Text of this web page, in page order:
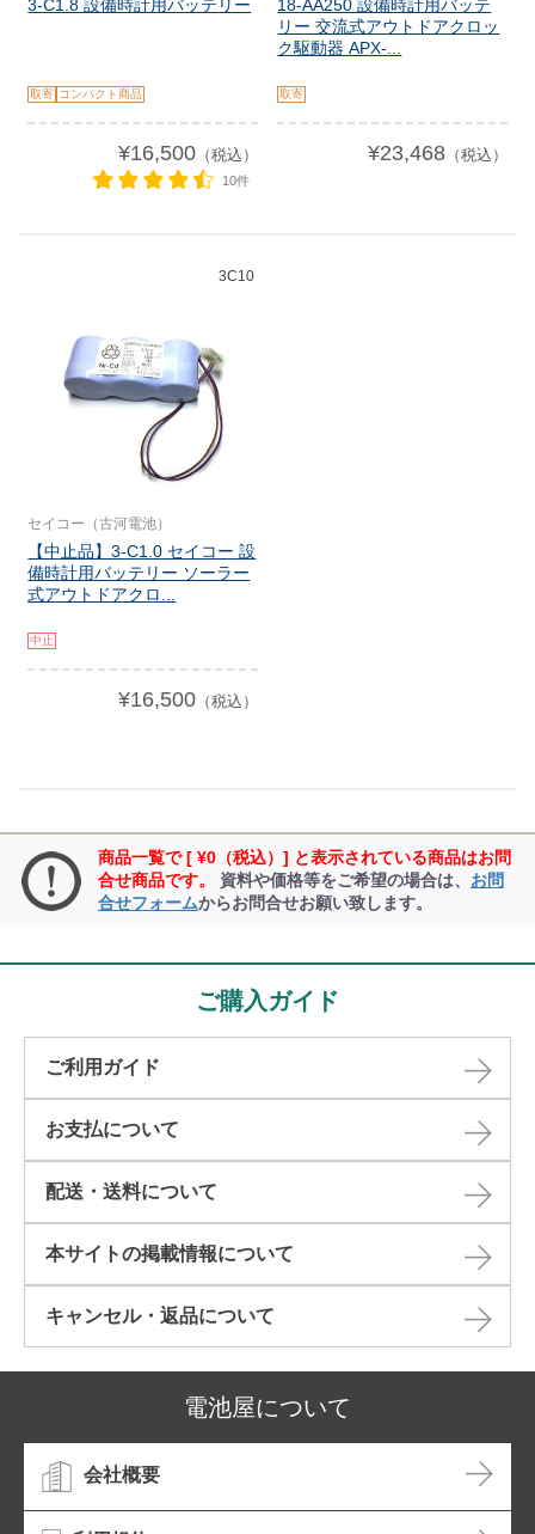
3-C1.8 設備時計用バッテリー
取寄 コンパクト商品
¥16,500（税込）
10件
18-AA250 設備時計用バッテ
リー 交流式アウトドアクロッ
ク駆動器 APX-...
取寄
¥23,468（税込）
3C10
セイコー（古河電池）
【中止品】3-C1.0 セイコー 設
備時計用バッテリー ソーラー
式アウトドアクロ...
中止
¥16,500（税込）
商品一覧で [ ¥0（税込）] と表示されている商品はお問
合せ商品です。
資料や価格等をご希望の場合は、 お問
合せフォームからお問合せお願い致します。
ご購入ガイド
ご利用ガイド
お支払について
配送・送料について
本サイトの掲載情報について​
キャンセル・返品について​
電池屋について
会社概要